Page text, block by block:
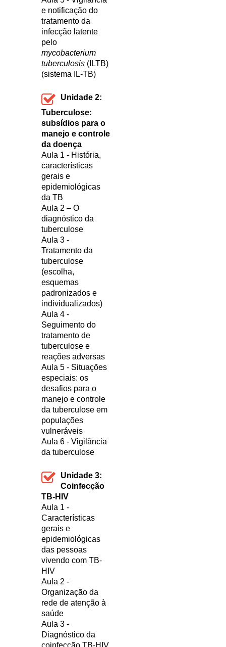
e notificação do
tratamento da
infecção latente
pelo
mycobacterium
tuberculosis (ILTB)
(sistema IL-TB)
Unidade 2:
Tuberculose:
subsídios para o
manejo e controle
da doença
Aula 1 - História,
características
gerais e
epidemiológicas
da TB
Aula 2 – O
diagnóstico da
tuberculose
Aula 3 -
Tratamento da
tuberculose
(escolha,
esquemas
padronizados e
individualizados)
Aula 4 -
Seguimento do
tratamento de
tuberculose e
reações adversas
Aula 5 - Situações
especiais: os
desafios para o
manejo e controle
da tuberculose em
populações
vulneráveis
Aula 6 - Vigilância
da tuberculose
Unidade 3:
Coinfecção
TB-HIV
Aula 1 -
Características
gerais e
epidemiológicas
das pessoas
vivendo com TB-
HIV
Aula 2 -
Organização da
rede de atenção à
saúde
Aula 3 -
Diagnóstico da
coinfecção TB-HIV